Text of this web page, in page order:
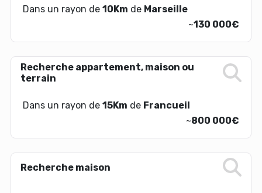
Dans un rayon de 10Km de Marseille
~130 000€
Recherche appartement, maison ou
terrain
Dans un rayon de 15Km de Francueil
~800 000€
Recherche maison